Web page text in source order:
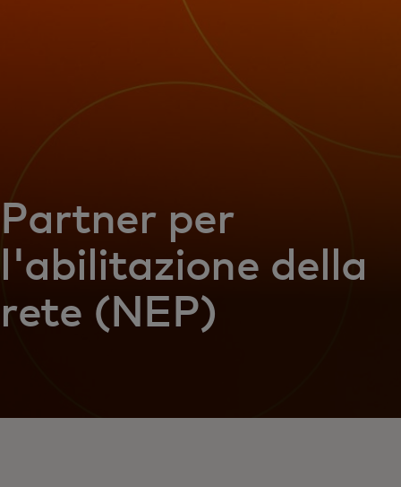
Per il business
Per gli innovatori
Newsroom
Partner per
l'abilitazione della
rete (NEP)